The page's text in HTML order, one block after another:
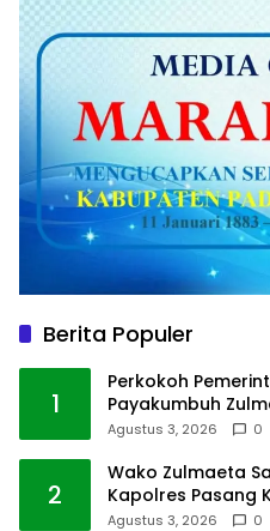
Berita Populer
1
Perkokoh
Payakumbuh
Agustus 3, 2026 0
2
Wako Zulmaeta
Kapolres Pasang
Agustus 3, 2026 0